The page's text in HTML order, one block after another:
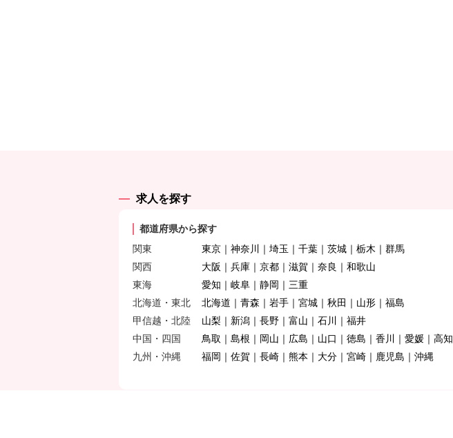
求人を探す
都道府県から探す
関東
東京 神奈川 埼玉 千葉 茨城 栃木
群馬
関西
大阪 兵庫 京都 滋賀 奈良
和歌山
東海
愛知 岐阜 静岡
三重
北海道・東北
北海道 青森 岩手 宮城 秋田 山形
福島
甲信越・北陸
山梨 新潟 長野 富山 石川
福井
中国・四国
鳥取 島根 岡山 広島 山口 徳島 香川 愛媛
高知
九州・沖縄
福岡 佐賀 長崎 熊本 大分 宮崎 鹿児島 沖縄